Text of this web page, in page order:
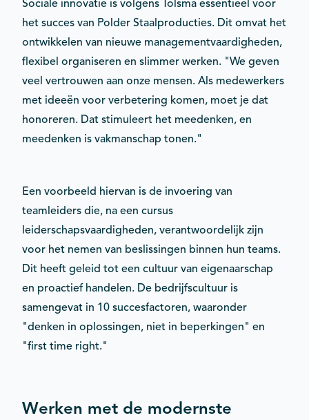
Sociale innovatie is volgens Tolsma essentieel voor
het succes van Polder Staalproducties. Dit omvat het
ontwikkelen van nieuwe managementvaardigheden,
flexibel organiseren en slimmer werken. "We geven
veel vertrouwen aan onze mensen. Als medewerkers
met ideeën voor verbetering komen, moet je dat
honoreren. Dat stimuleert het meedenken, en
meedenken is vakmanschap tonen."
Een voorbeeld hiervan is de invoering van
teamleiders die, na een cursus
leiderschapsvaardigheden, verantwoordelijk zijn
voor het nemen van beslissingen binnen hun teams.
Dit heeft geleid tot een cultuur van eigenaarschap
en proactief handelen. De bedrijfscultuur is
samengevat in 10 succesfactoren, waaronder
"denken in oplossingen, niet in beperkingen" en
"first time right."
Werken met de modernste